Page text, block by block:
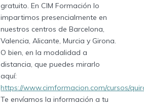
gratuito. En CIM Formación lo
impartimos presencialmente en
nuestros centros de Barcelona,
Valencia, Alicante, Murcia y Girona.
O bien, en la modalidad a
distancia, que puedes mirarlo
aquí:
https://www.cimformacion.com/cursos/
Te envíamos la información a tu